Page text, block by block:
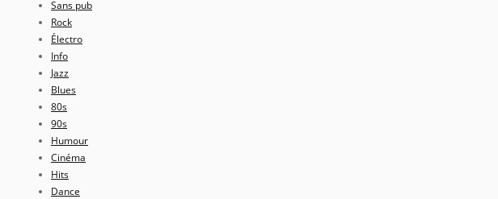
Sans pub
Rock
Électro
Info
Jazz
Blues
80s
90s
Humour
Cinéma
Hits
Dance